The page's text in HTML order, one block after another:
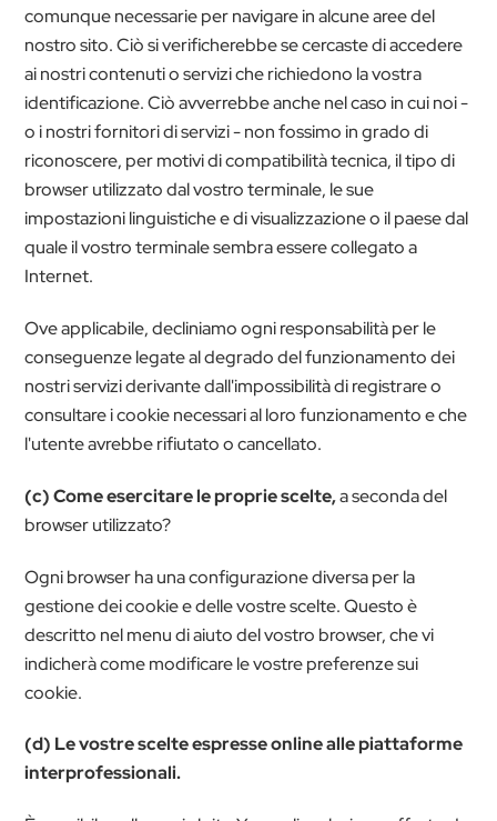
comunque necessarie per navigare in alcune aree del
nostro sito. Ciò si verificherebbe se cercaste di accedere
ai nostri contenuti o servizi che richiedono la vostra
identificazione. Ciò avverrebbe anche nel caso in cui noi -
o i nostri fornitori di servizi - non fossimo in grado di
riconoscere, per motivi di compatibilità tecnica, il tipo di
browser utilizzato dal vostro terminale, le sue
impostazioni linguistiche e di visualizzazione o il paese dal
quale il vostro terminale sembra essere collegato a
Internet.
Ove applicabile, decliniamo ogni responsabilità per le
conseguenze legate al degrado del funzionamento dei
nostri servizi derivante dall'impossibilità di registrare o
consultare i cookie necessari al loro funzionamento e che
l'utente avrebbe rifiutato o cancellato.
(c) Come esercitare le proprie scelte,a seconda del
browser utilizzato?
Ogni browser ha una configurazione diversa per la
gestione dei cookie e delle vostre scelte. Questo è
descritto nel menu di aiuto del vostro browser, che vi
indicherà come modificare le vostre preferenze sui
cookie.
(d) Le vostre scelte espresse online alle piattaforme
interprofessionali.